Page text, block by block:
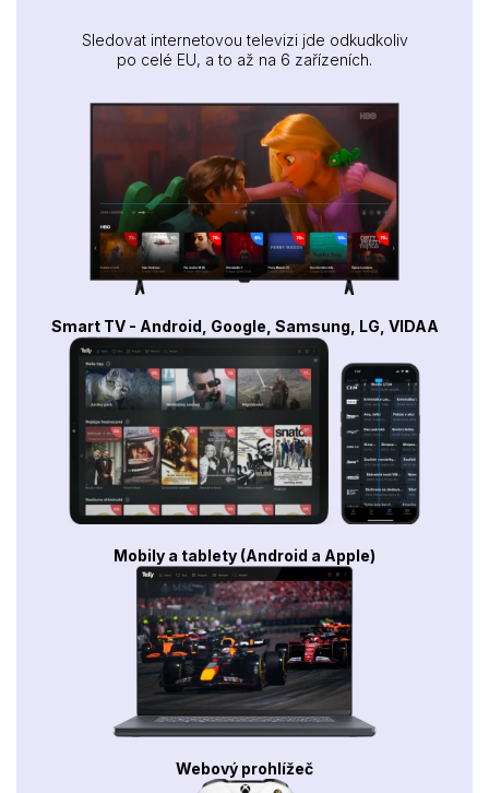
Sledovat internetovou televizi jde odkudkoliv
po celé EU, a to až na 6 zařízeních.
Smart TV - Android, Google, Samsung, LG, VIDAA
Mobily a tablety (Android a Apple)
Webový prohlížeč